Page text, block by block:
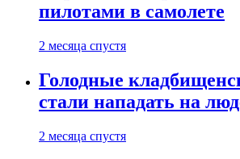
пилотами в самолете
2 месяца спустя
Голодные
стали нападать на
2 месяца спустя